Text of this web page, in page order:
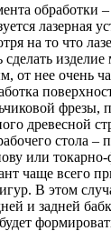
обработки –
лазерная
на то что
сделать
от нее очень
фрезы,
древесной
стола –
или
чаще всего
В этом
и задней